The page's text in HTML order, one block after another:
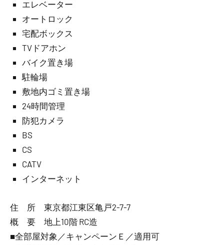
エレベーター
オートロック
宅配ボックス
TVドアホン
バイク置き場
駐輪場
敷地内ゴミ置き場
24時間管理
防犯カメラ
BS
CS
CATV
インターネット
住 所 東京都江東区亀戸2-7-7
概 要 地上10階 RC造
■全部屋対象／キャンペーンＥ／適用可